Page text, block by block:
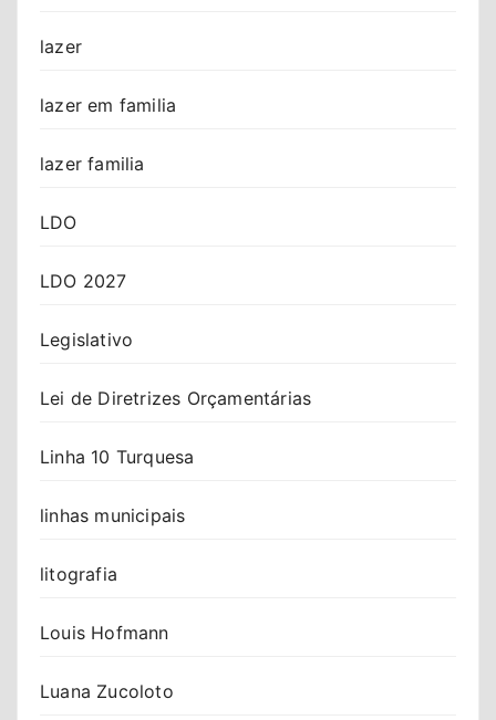
lazer
lazer em familia
lazer familia
LDO
LDO 2027
Legislativo
Lei de Diretrizes Orçamentárias
Linha 10 Turquesa
linhas municipais
litografia
Louis Hofmann
Luana Zucoloto